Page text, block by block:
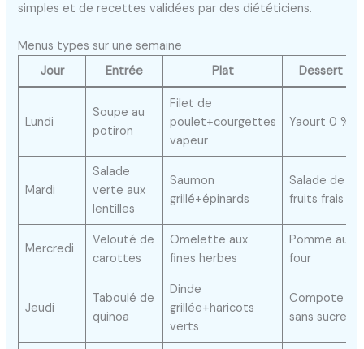
simples et de recettes validées par des diététiciens.
Menus types sur une semaine
Jour
Entrée Plat Dessert
Lundi
Soupe au
potiron
Filet de
poulet+courgettes
vapeur
Yaourt 0 %
Mardi
Salade
verte aux
lentilles
Saumon
grillé+épinards
Salade de
fruits frais
Mercredi
Velouté de
carottes
Omelette aux
fines herbes
Pomme au
four
Jeudi
Taboulé de
quinoa
Dinde
grillée+haricots
verts
Compote
sans sucre